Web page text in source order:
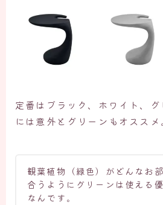
定番はブラック、ホワイト、
には意外とグリーンもオススメ
観葉植物（緑色）がどんなお
合うようにグリーンは使える
なんです。